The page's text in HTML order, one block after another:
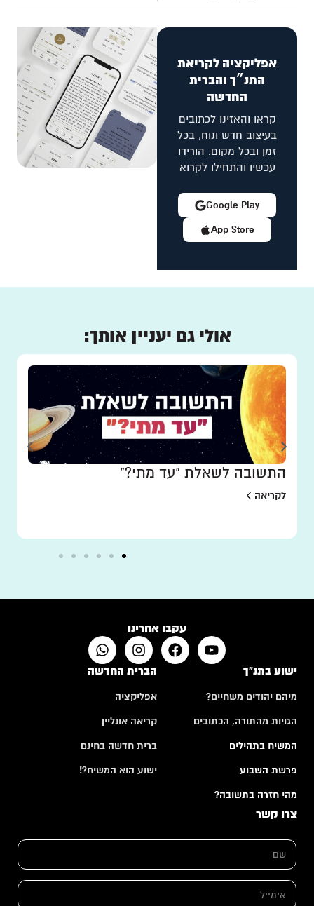
אפליקציה לקריאת
התנ״ך והברית
החדשה
קראו והאזינו לכתובים
בעיצוב חדש ונוח, בכל
זמן ובכל מקום. הורידו
עכשיו והתחילו לקרוא
App Store
Google Play
אולי גם יעניין אותך:
התשובה לשאלת "עד מתי?"
לקריאה
עקבו אחרינו
ישוע בתנ"ך
מיהם יהודים משחיים?
הגויות מהתורה, הכתובים
המשיח בתהילים
פרשת השבוע
מהי חזרה בתשובה?
הברית החדשה
אפליקציה
קריאה אונליין
ברית חדשה בחינם
ישוע הוא המשיח?!
צרו קשר
ש
*
יא